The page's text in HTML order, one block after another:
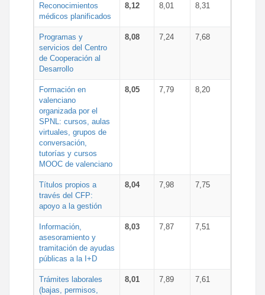
Reconocimientos
médicos planificados
8,12 8,01 8,31
Programas y
servicios del Centro
de Cooperación al
Desarrollo
8,08 7,24 7,68
Formación en
valenciano
organizada por el
SPNL: cursos, aulas
virtuales, grupos de
conversación,
tutorías y cursos
MOOC de valenciano
8,05 7,79 8,20
Títulos propios a
través del CFP:
apoyo a la gestión
8,04 7,98 7,75
Información,
asesoramiento y
tramitación de ayudas
públicas a la I+D
8,03 7,87 7,51
Trámites laborales
(bajas, permisos,
8,01 7,89 7,61